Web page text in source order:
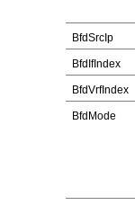
BfdSrcIp
BfdIfIndex
BfdVrfIndex
BfdMode